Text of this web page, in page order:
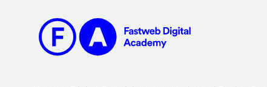
contenuto
principale